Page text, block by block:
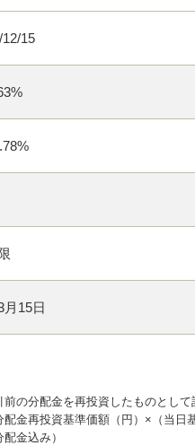
12/15
月15日
の分配金を再投資したものとし
金再投資基準価額（円）×（当日
金込み）